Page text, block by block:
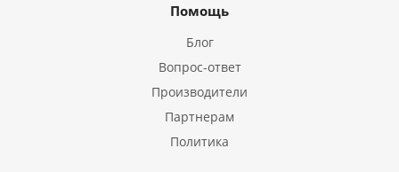
Помощь
Блог
Вопрос-ответ
Производители
Партнерам
Политика